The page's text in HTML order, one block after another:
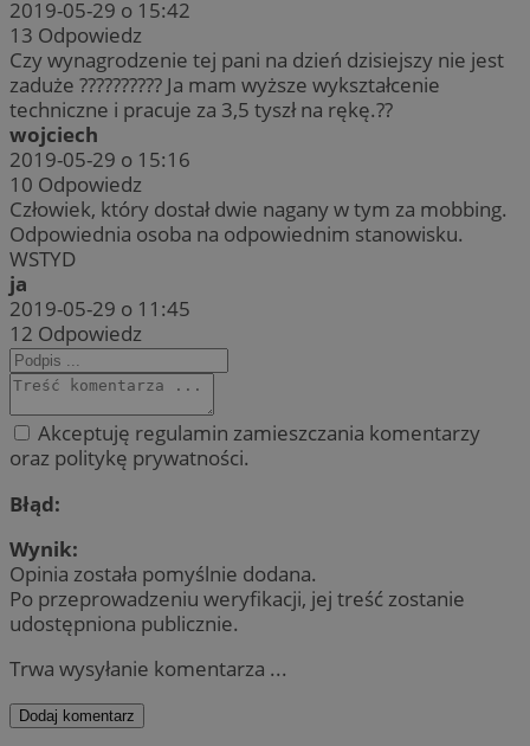
2019-05-29 o 15:42
13 Odpowiedz
Czy wynagrodzenie tej pani na dzień dzisiejszy nie jest
zaduże ?????????? Ja mam wyższe wykształcenie
techniczne i pracuje za 3,5 tyszł na rękę.??
wojciech
2019-05-29 o 15:16
10 Odpowiedz
Człowiek, który dostał dwie nagany w tym za mobbing.
Odpowiednia osoba na odpowiednim stanowisku.
WSTYD
ja
2019-05-29 o 11:45
12 Odpowiedz
Akceptuję regulamin zamieszczania komentarzy
oraz politykę prywatności.
Błąd:
Wynik:
Opinia została pomyślnie dodana.
Po przeprowadzeniu weryfikacji, jej treść zostanie
udostępniona publicznie.
Trwa wysyłanie komentarza ...
Dodaj komentarz